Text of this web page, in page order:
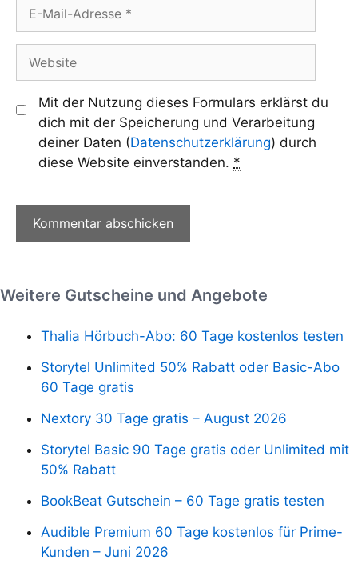
Mail-
Adresse
Mit der Nutzung dieses Formulars erklärst du
dich mit der Speicherung und Verarbeitung
deiner Daten (Datenschutzerklärung) durch
diese Website einverstanden. *
Weitere Gutscheine und Angebote
Thalia Hörbuch-Abo: 60 Tage kostenlos testen
Storytel Unlimited 50% Rabatt oder Basic-Abo
60 Tage gratis
Nextory 30 Tage gratis – August 2026
Storytel Basic 90 Tage gratis oder Unlimited mit
50% Rabatt
BookBeat Gutschein – 60 Tage gratis testen
Audible Premium 60 Tage kostenlos für Prime-
Kunden – Juni 2026